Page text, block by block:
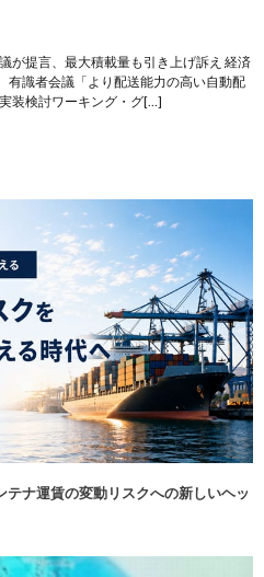
が提言、最大積載量も引き上げ訴え 経済
有識者会議「より配送能力の高い自動配
装検討ワーキング・グ[…]
ナ運賃の変動リスクへの新しいヘッ